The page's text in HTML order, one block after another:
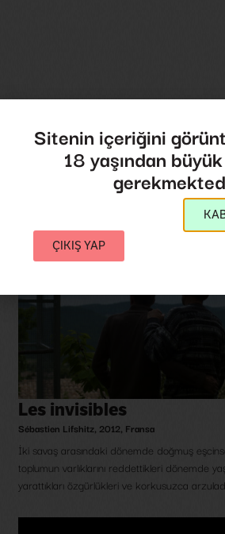
Les invisibles
Sébastien Lifshitz, 2012, Fransa
İki savaş arasındaki dönemde doğmuş
toplumun varlıklarını reddettikleri dönemde
yarattıkları özgürlükleri ve korkusuzca
Sitenin içeriğini
18 yaşından
ÇIKIŞ YAP